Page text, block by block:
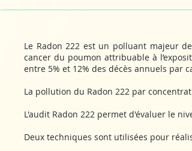
Le Radon 222 est un polluant majeur
cancer du poumon attribuable à
entre 5% et 12% des décès annuels par
La pollution du Radon 222 par
L'audit Radon 222 permet d'évaluer le
Deux techniques sont utilisées pour